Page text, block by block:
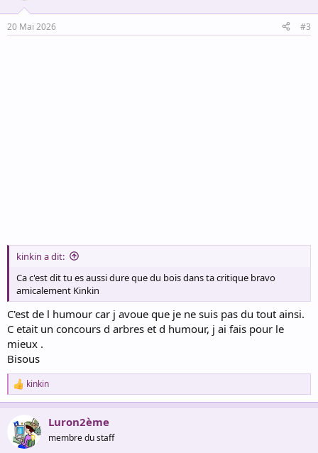
s
20 Mai 2026 #3
kinkin a dit:
Ca c'est dit tu es aussi dure que du bois dans ta critique bravo
amicalement Kinkin
C'est de l humour car j avoue que je ne suis pas du tout ainsi.
C etait un concours d arbres et d humour, j ai fais pour le
mieux .
Bisous
R
e
a
c
t
i
kinkin
Luron2ème
membre du staff